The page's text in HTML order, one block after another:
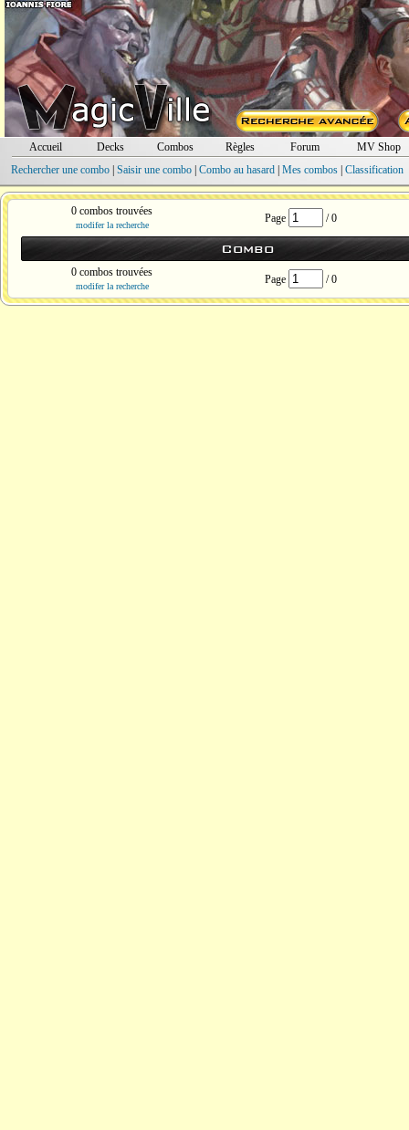
Accueil Decks Combos Règles Forum
MV Shop
Rechercher une combo| Saisir une combo| Combo au hasard| Mes combos| Classification
0 combos trouvées
modifer la recherche
Page / 0
Combo
0 combos trouvées
modifer la recherche
Page / 0